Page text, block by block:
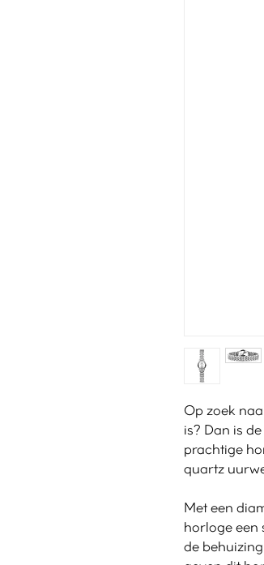
Op zoek
is? Dan is
prachtige
quartz
Met een
horloge een
de